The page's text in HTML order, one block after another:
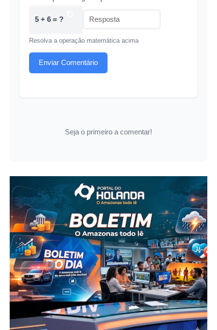
5 + 6 = ?
Resolva a operação matemática acima
Enviar Comentário
Seja o primeiro a comentar!